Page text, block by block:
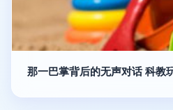
那一巴掌背后的无声对话 科教